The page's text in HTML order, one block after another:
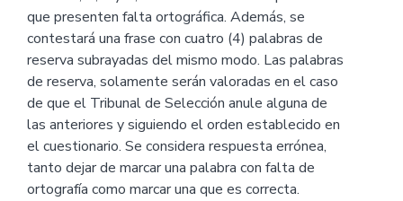
que presenten falta ortográfica. Además, se
contestará una frase con cuatro (4) palabras de
reserva subrayadas del mismo modo. Las palabras
de reserva, solamente serán valoradas en el caso
de que el Tribunal de Selección anule alguna de
las anteriores y siguiendo el orden establecido en
el cuestionario. Se considera respuesta errónea,
tanto dejar de marcar una palabra con falta de
ortografía como marcar una que es correcta.